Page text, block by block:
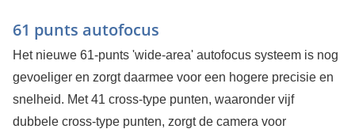
61 punts autofocus
Het nieuwe 61-punts 'wide-area' autofocus systeem is nog
gevoeliger en zorgt daarmee voor een hogere precisie en
snelheid. Met 41 cross-type punten, waaronder vijf
dubbele cross-type punten, zorgt de camera voor